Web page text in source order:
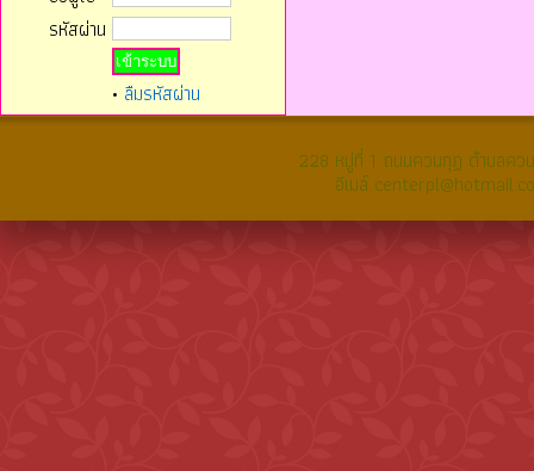
รหัสผ่าน
• ลืมรหัสผ่าน
228 หมู่ที่ 1 ถนนควนกุฏ ตำบลค
อีเมล์